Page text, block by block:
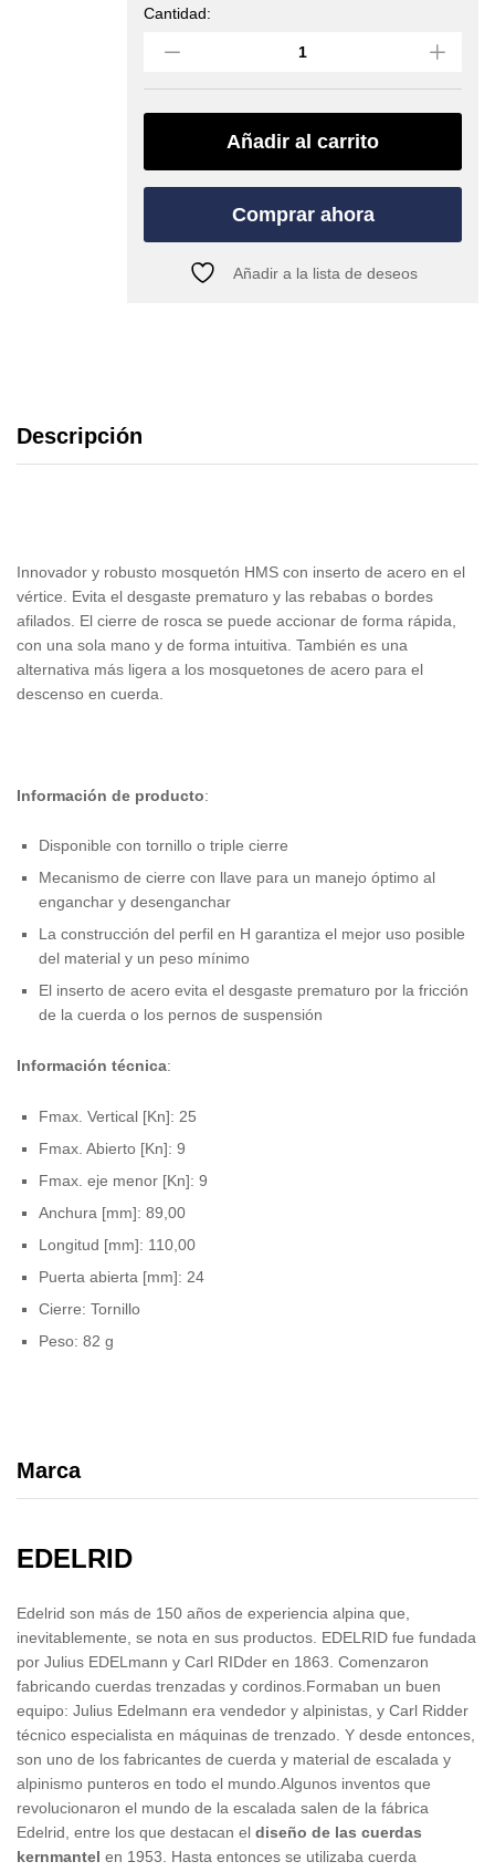
Mosquetón
SCREW
(EDELRID)
Cantidad:
Añadir al carrito
Comprar ahora
Añadir a la lista de deseos
Descripción
Innovador y robusto mosquetón HMS con inserto de acero en el
vértice. Evita el desgaste prematuro y las rebabas o bordes
afilados. El cierre de rosca se puede accionar de forma rápida,
con una sola mano y de forma intuitiva. También es una
alternativa más ligera a los mosquetones de acero para el
descenso en cuerda.
Información de producto:
Disponible con tornillo o triple cierre
Mecanismo de cierre con llave para un manejo óptimo al
enganchar y desenganchar
La construcción del perfil en H garantiza el mejor uso posible
del material y un peso mínimo
El inserto de acero evita el desgaste prematuro por la fricción
de la cuerda o los pernos de suspensión
Información técnica:
Fmax. Vertical [Kn]: 25
Fmax. Abierto [Kn]: 9
Fmax. eje menor [Kn]: 9
Anchura [mm]: 89,00
Longitud [mm]: 110,00
Puerta abierta [mm]: 24
Cierre: Tornillo
Peso: 82 g
Marca
EDELRID
Edelrid son más de 150 años de experiencia alpina que,
inevitablemente, se nota en sus productos. EDELRID fue fundada
por Julius EDELmann y Carl RIDder en 1863. Comenzaron
fabricando cuerdas trenzadas y cordinos.Formaban un buen
equipo: Julius Edelmann era vendedor y alpinistas, y Carl Ridder
técnico especialista en máquinas de trenzado. Y desde entonces,
son uno de los fabricantes de cuerda y material de escalada y
alpinismo punteros en todo el mundo.Algunos inventos que
revolucionaron el mundo de la escalada salen de la fábrica
Edelrid, entre los que destacan el diseño de las cuerdas
kernmantel en 1953. Hasta entonces se utilizaba cuerda